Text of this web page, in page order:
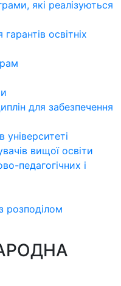
які реалізуються
освітніх
для забезпечення
університеті
вищої освіти
педагогічних і
розподілoм